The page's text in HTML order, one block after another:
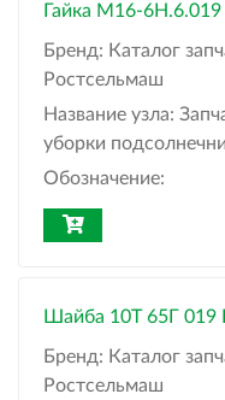
Гайка М16-
Бренд: Каталог
Ростсельмаш
Название узла:
уборки
Обозначение:
Шайба 10Т 65Г 019
Бренд: Каталог
Ростсельмаш